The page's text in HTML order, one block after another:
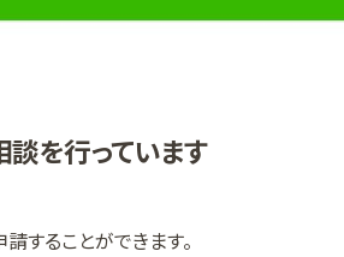
を行っています
することができます。